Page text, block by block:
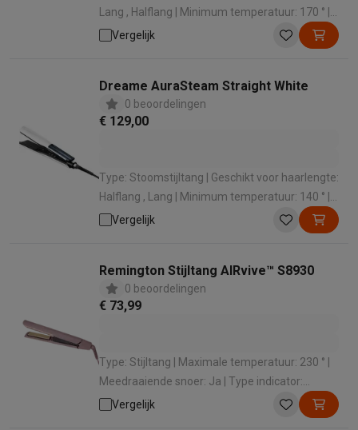
Lang , Halflang | Minimum temperatuur: 170 ° |
Maximale temperatuur: 210 ° | Meedraaiende
Vergelijk
Dreame AuraSteam Straight White
0 beoordelingen
€ 129,00
Type: Stoomstijltang | Geschikt voor haarlengte:
Halflang , Lang | Minimum temperatuur: 140 ° |
Maximale temperatuur: 220 ° | Meedraaiende
Vergelijk
Remington Stijltang AIRvive™ S8930
0 beoordelingen
€ 73,99
Type: Stijltang | Maximale temperatuur: 230 ° |
Meedraaiende snoer: Ja | Type indicator:
Opwarmingsindicator | Automatisch
Vergelijk